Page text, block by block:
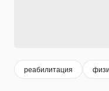
реабилитация